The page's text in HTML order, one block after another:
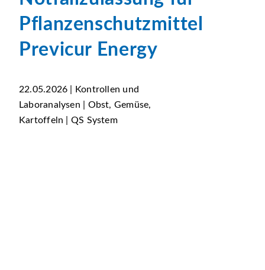
Pflanzenschutzmittel
Previcur Energy
22.05.2026 | Kontrollen und
Laboranalysen | Obst, Gemüse,
Kartoffeln | QS System